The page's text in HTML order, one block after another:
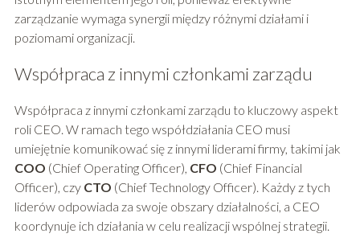
zarządzanie wymaga synergii między różnymi działami i
poziomami organizacji.
Współpraca z innymi członkami zarządu
Współpraca z innymi członkami zarządu to kluczowy aspekt
roli CEO. W ramach tego współdziałania CEO musi
umiejętnie komunikować się z innymi liderami firmy, takimi jak
COO (Chief Operating Officer), CFO (Chief Financial
Officer), czy CTO (Chief Technology Officer). Każdy z tych
liderów odpowiada za swoje obszary działalności, a CEO
koordynuje ich działania w celu realizacji wspólnej strategii.